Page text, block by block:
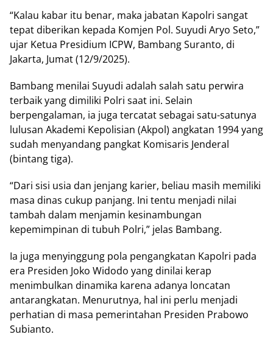
“Kalau kabar itu benar, maka jabatan Kapolri sangat
tepat diberikan kepada Komjen Pol. Suyudi Aryo Seto,”
ujar Ketua Presidium ICPW, Bambang Suranto, di
Jakarta, Jumat (12/9/2025).
Bambang menilai Suyudi adalah salah satu perwira
terbaik yang dimiliki Polri saat ini. Selain
berpengalaman, ia juga tercatat sebagai satu-satunya
lulusan Akademi Kepolisian (Akpol) angkatan 1994 yang
sudah menyandang pangkat Komisaris Jenderal
(bintang tiga).
“Dari sisi usia dan jenjang karier, beliau masih memiliki
masa dinas cukup panjang. Ini tentu menjadi nilai
tambah dalam menjamin kesinambungan
kepemimpinan di tubuh Polri,” jelas Bambang.
Ia juga menyinggung pola pengangkatan Kapolri pada
era Presiden Joko Widodo yang dinilai kerap
menimbulkan dinamika karena adanya loncatan
antarangkatan. Menurutnya, hal ini perlu menjadi
perhatian di masa pemerintahan Presiden Prabowo
Subianto.